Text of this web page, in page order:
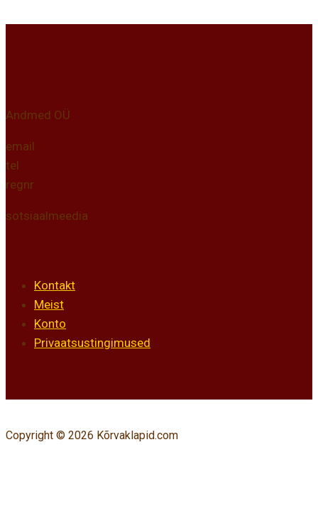
Andmed OÜ
email
tel
regnr
sotsiaalmeedia
Kontakt
Meist
Konto
Privaatsustingimused
Copyright © 2026 Kõrvaklapid.com